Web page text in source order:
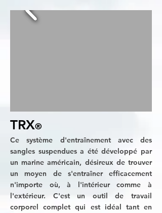
TRX®
Ce système d'entraînement avec des
sangles suspendues a été développé par
un marine américain, désireux de trouver
un moyen de s'entraîner efficacement
n'importe où, à l'intérieur comme à
l'extérieur. C'est un outil de travail
corporel complet qui est idéal tant en